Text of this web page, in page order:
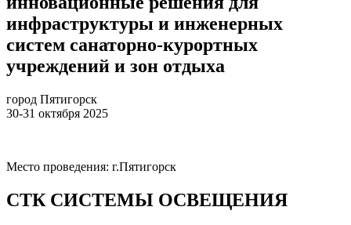
инфраструктуры и инженерных
систем санаторно-курортных
учреждений и зон отдыха
город Пятигорск
30-31 октября 2025
Место проведения: г.Пятигорск
СТК СИСТЕМЫ ОСВЕЩЕНИЯ